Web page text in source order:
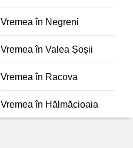
Vremea în Negreni
Vremea în Valea Șoșii
Vremea în Racova
Vremea în Hălmăcioaia